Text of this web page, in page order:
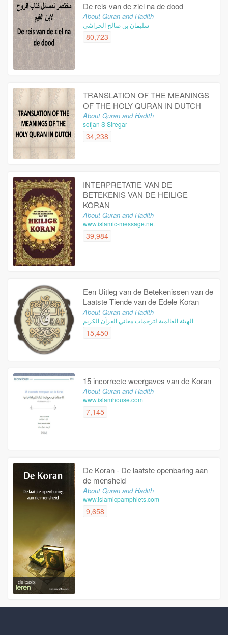
De reis van de ziel na de dood
About Quran and Hadith
سليمان بن صالح الخراشي
80,723
TRANSLATION OF THE MEANINGS
OF THE HOLY QURAN IN DUTCH
About Quran and Hadith
sofjan S Siregar
34,238
INTERPRETATIE VAN DE
BETEKENIS VAN DE HEILIGE
KORAN
About Quran and Hadith
www.islamic-message.net
39,984
Een Uitleg van de Betekenissen van de
Laatste Tiende van de Edele Koran
About Quran and Hadith
الهيئة العالمية لترجمات معاني القرآن الكريم
15,450
15 incorrecte weergaves van de Koran
About Quran and Hadith
www.islamhouse.com
7,145
De Koran - De laatste openbaring aan
de mensheid
About Quran and Hadith
www.islamicpamphlets.com
9,658